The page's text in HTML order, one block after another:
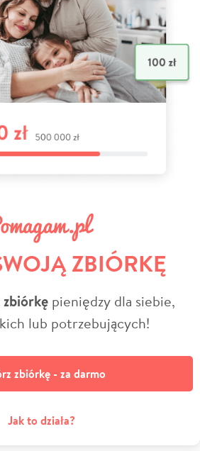
ZBIÓRKĘ
pieniędzy dla siebie,
lub potrzebujących!
zbiórkę - za darmo
Jak to działa?